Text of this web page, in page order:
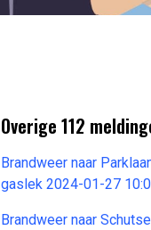
Overige 112
Brandweer naar
gaslek 2024-01-27
Brandweer naar